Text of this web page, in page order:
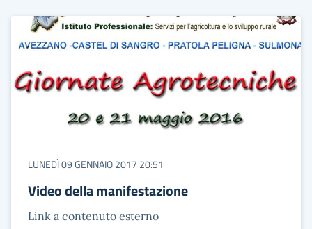
LUNEDÌ 09 GENNAIO 2017 20:51
Video della manifestazione
Link a contenuto esterno